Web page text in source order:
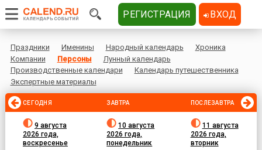
Праздники Именины Народный календарь
Хроника
Компании
Персоны
Лунный календарь
Производственные календари
Календарь путешественника
Экспертные материалы
СЕГОДНЯ
9 августа
2026 года,
воскресенье
ЗАВТРА
10 августа
2026 года,
понедельник
ПОСЛЕЗАВТРА
11 августа
2026 года,
вторник
РЕГИСТРАЦИЯ ВХОД